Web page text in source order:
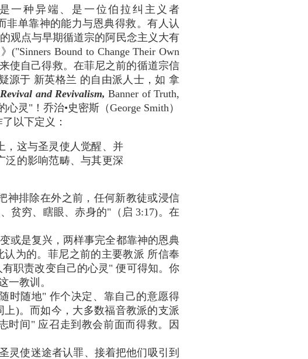
一种异端、是一位伯拉纠主义者
非单靠神的能力与恩典得救。有人认
观点与早期循道宗的阿民念主义大有
Bound to Change Their Own
使自己得救。在菲尼之前的循道宗信
源于 新英格兰 的自由派人士，如 拿
Revival and Revivalism, Banner of Truth,
灵"！乔治•史密斯（George Smith）
以下定义：
，这与圣灵使人觉醒、并
的影响范畴、与其更深
神排除在外之前，任何新教徒或浸信
贫穷、瞎眼、赤身的"（启 3:17)。在
或是复兴，两样事完全都靠神的恩典
为的。菲尼之前的主要教派 所信奉
职责改变自己的心灵" 便可得知。你
一教训。
时随地" 作个决定、靠自己的意愿得
)。而如今，大多数福音教派的支派
时间" 应召走到教会前面而得救。因
灵使迷途者认罪、接着把他们吸引到